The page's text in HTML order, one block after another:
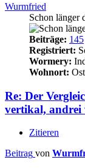
Wurmfried
Schon länger
Beiträge: 145
Registriert:
Wormery:
Wohnort:
Re: Der
vertikal, andrei
Zitieren
Beitrag von